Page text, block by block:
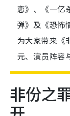
恋》、《一亿
弹》及《恐怖
为大家带来《
元、演员阵容
非份之